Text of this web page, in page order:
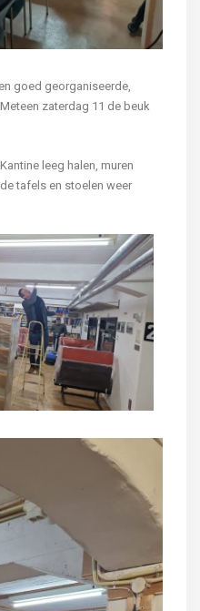
goed georganiseerde,
zaterdag 11 de beuk
leeg halen, muren
tafels en stoelen weer